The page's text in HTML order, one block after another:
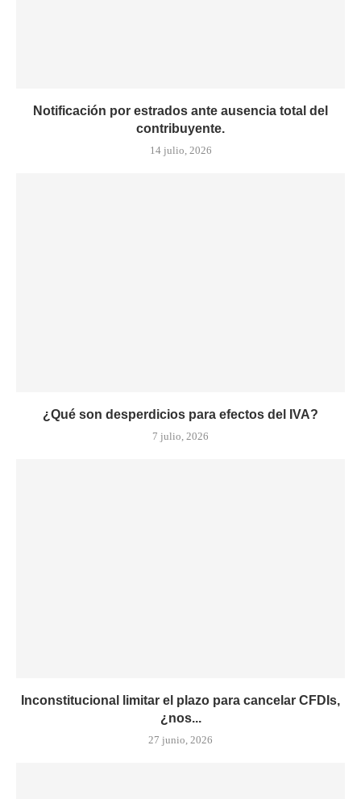
Notificación por estrados ante ausencia total del
contribuyente.
14 julio, 2026
¿Qué son desperdicios para efectos del IVA?
7 julio, 2026
Inconstitucional limitar el plazo para cancelar CFDIs,
¿nos...
27 junio, 2026